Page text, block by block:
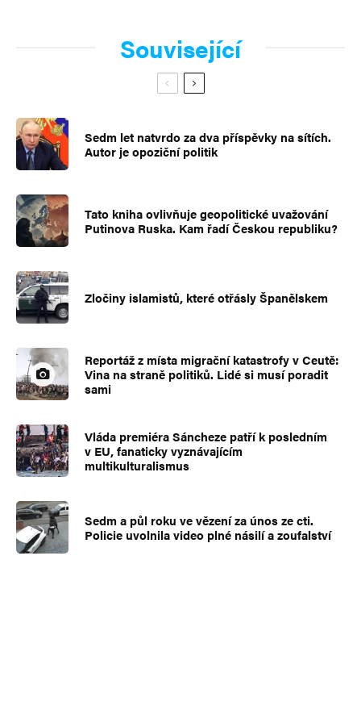
Související
Sedm let natvrdo za dva příspěvky na sítích.
Autor je opoziční politik
Tato kniha ovlivňuje geopolitické uvažování
Putinova Ruska. Kam řadí Českou republiku?
Zločiny islamistů, které otřásly Španělskem
Reportáž z místa migrační katastrofy v Ceutě:
Vina na straně politiků. Lidé si musí poradit
sami
Vláda premiéra Sáncheze patří k posledním
v EU, fanaticky vyznávajícím
multikulturalismus
Sedm a půl roku ve vězení za únos ze cti.
Policie uvolnila video plné násilí a zoufalství